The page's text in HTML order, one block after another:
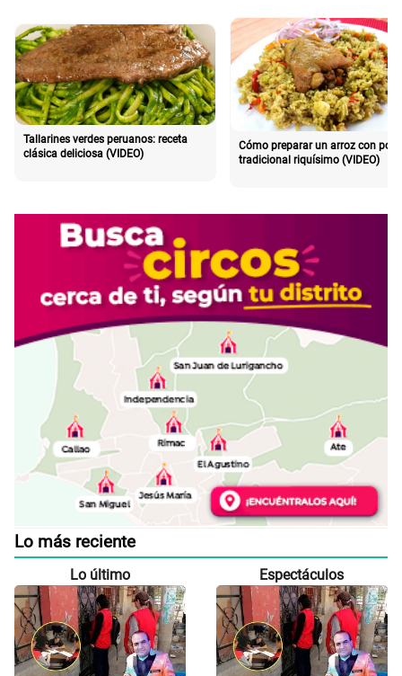
Tallarines verdes peruanos: receta
clásica deliciosa (VIDEO)
Cómo preparar un arroz con pollo
tradicional riquísimo (VIDEO)
Lo más reciente
Lo último Espectáculos